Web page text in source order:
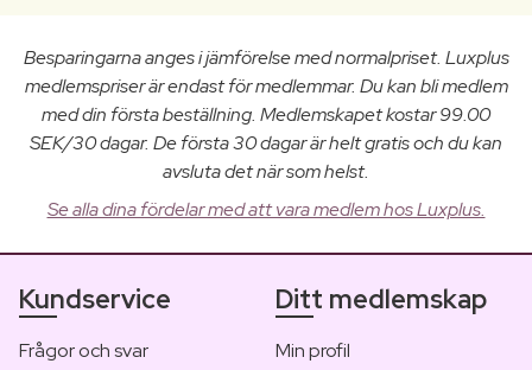
Besparingarna anges i jämförelse med normalpriset. Luxplus
medlemspriser är endast för medlemmar. Du kan bli medlem
med din första beställning. Medlemskapet kostar 99.00
SEK/30 dagar. De första 30 dagar är helt gratis och du kan
avsluta det när som helst.
Se alla dina fördelar med att vara medlem hos Luxplus.
Kundservice
Frågor och svar
Ditt medlemskap
Min profil